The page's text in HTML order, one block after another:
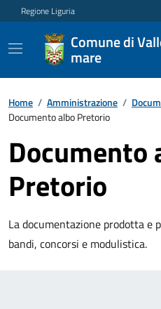
Regione Liguria
Comune di
mare
Home / Amministrazione /
Documento albo Pretorio
Documento
Pretorio
La documentazione prodotta e
bandi, concorsi e modulistica.